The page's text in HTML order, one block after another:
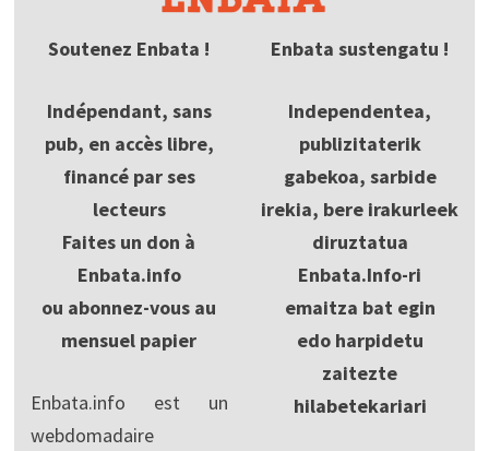
Soutenez Enbata !
Indépendant, sans
pub, en accès libre,
financé par ses
lecteurs
Faites un don à
Enbata.info
ou abonnez-vous au
mensuel papier
Enbata.info est un
webdomadaire
Enbata sustengatu !
Independentea,
publizitaterik
gabekoa, sarbide
irekia, bere irakurleek
diruztatua
Enbata.Info-ri
emaitza bat egin
edo harpidetu
zaitezte
hilabetekariari